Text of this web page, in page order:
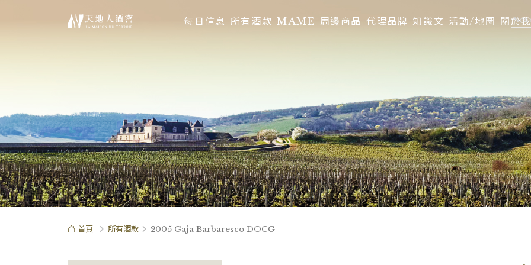
每日信息 所有酒款 MAME 周邊商品 代理品牌 知識文 活動/地圖 關於
首頁 所有酒款 2005 Gaja Barbaresco DOCG